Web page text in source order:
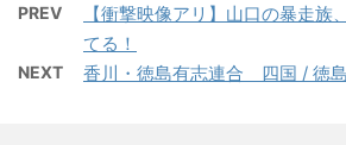
PREV
【衝撃映像アリ】山口の暴走族
てる！
NEXT 香川・徳島有志連合 四国 / 徳島